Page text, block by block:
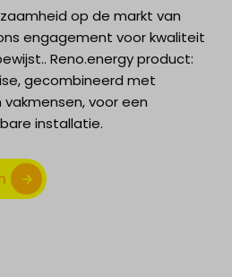
op de markt van
engagement voor kwaliteit
Reno.energy product:
gecombineerd met
voor een
installatie.